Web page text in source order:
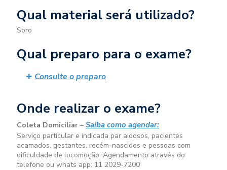
Qual material será utilizado?
Soro
Qual preparo para o exame?
Consulte o preparo
Onde realizar o exame?
Coleta Domiciliar – Saiba como agendar:
Serviço particular e indicada par aidosos, pacientes
acamados, gestantes, recém-nascidos e pessoas com
dificuldade de locomoção. Agendamento através do
telefone ou whats app: 11 2029-7200